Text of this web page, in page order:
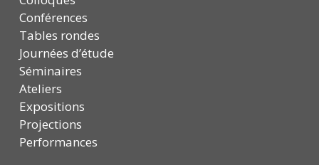
Conférences
Tables rondes
Journées d’étude
Séminaires
Ateliers
Expositions
Projections
Performances